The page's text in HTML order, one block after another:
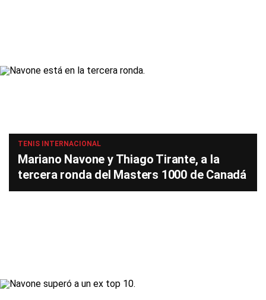
TENIS INTERNACIONAL
Mariano Navone y Thiago Tirante, a la
tercera ronda del Masters 1000 de Canadá